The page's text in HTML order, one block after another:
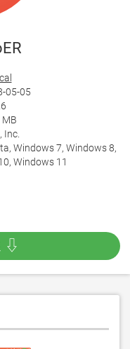
05-05
Inc.
Windows 7, Windows 8,
Windows 11
⇩